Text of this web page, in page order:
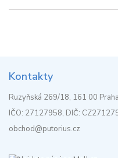
Kontakty
Ruzyňská 269/18, 161 00
IČO: 27127958, DIČ:
obchod@putorius.cz